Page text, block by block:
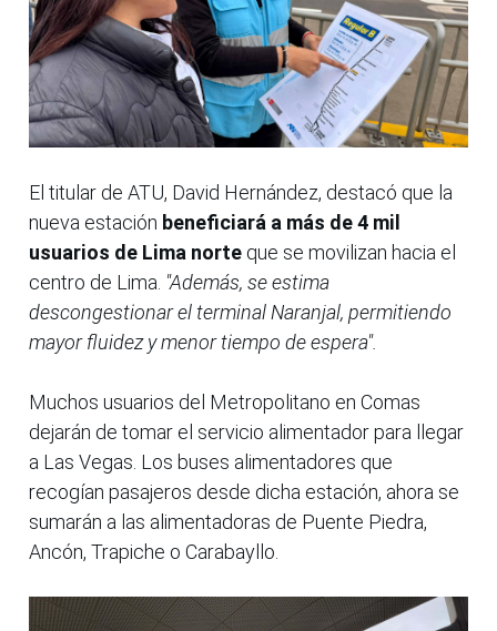
El titular de ATU, David Hernández, destacó que la
nueva estación beneficiará a más de 4 mil
usuarios de Lima norte que se movilizan hacia el
centro de Lima. "Además, se estima
descongestionar el terminal Naranjal, permitiendo
mayor fluidez y menor tiempo de espera".
Muchos usuarios del Metropolitano en Comas
dejarán de tomar el servicio alimentador para llegar
a Las Vegas. Los buses alimentadores que
recogían pasajeros desde dicha estación, ahora se
sumarán a las alimentadoras de Puente Piedra,
Ancón, Trapiche o Carabayllo.